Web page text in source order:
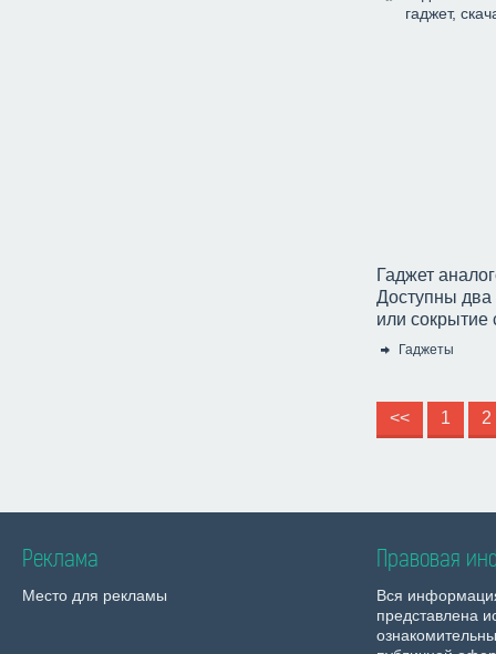
гаджет,
Гаджет
Доступны два
или сокрытие
Гаджеты
<< 1 2
Реклама
Место для рекламы
Правовая
Вся
представлена